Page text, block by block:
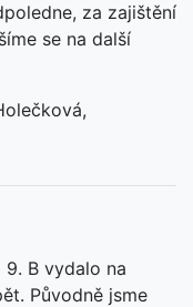
za zajištění
se na další
9. B vydalo na
Původně jsme